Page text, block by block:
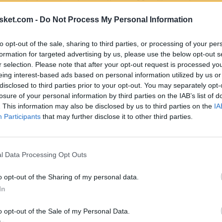
- Do Not Process My Personal Information
opt-out of the sale, sharing to third parties, or processing of your
for targeted advertising by us, please use the below opt-out
selection. Please note that after your opt-out request is processed
interest-based ads based on personal information utilized by us
to third parties prior to your opt-out. You may separately
of your personal information by third parties on the IAB’s list of
This information may also be disclosed by us to third parties on the
Participants that may further disclose it to other third parties.
Data Processing Opt Outs
opt-out of the Sharing of my personal data.
opt-out of the Sale of my Personal Data.
la importancia que tiene... 20 millones de
26 y medio únicamente esta temporada.
de 36 años está viviendo una nueva
y 1 tapón, teniendo que ser utilizado de